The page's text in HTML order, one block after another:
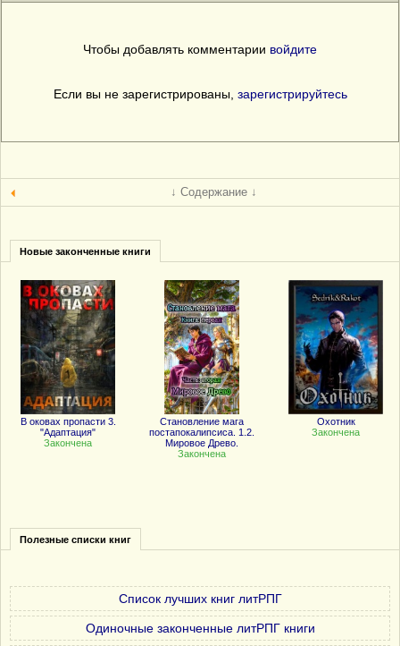
Чтобы добавлять комментарии войдите
Если вы не зарегистрированы, зарегистрируйтесь
↓ Содержание ↓
Новые законченные книги
В оковах пропасти 3.
"Адаптация"
Закончена
Становление мага
постапокалипсиса. 1.2.
Мировое Древо.
Закончена
Охотник
Закончена
Полезные списки книг
Список лучших книг литРПГ
Одиночные законченные литРПГ книги